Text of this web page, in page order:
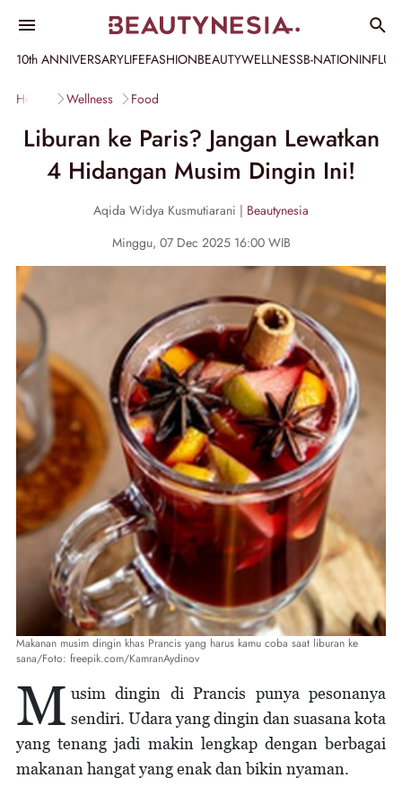
10th ANNIVERSARYLIFEFASHIONBEAUTYWELLNESSB-NATION
Home Wellness Food
Liburan ke Paris? Jangan Lewatkan
4 Hidangan Musim Dingin Ini!
Aqida Widya Kusmutiarani | Beautynesia
Minggu, 07 Dec 2025 16:00 WIB
Makanan musim dingin khas Prancis yang harus kamu coba saat liburan ke
sana/Foto: freepik.com/KamranAydinov
M usim dingin di Prancis punya pesonanya
sendiri. Udara yang dingin dan suasana kota
yang tenang jadi makin lengkap dengan berbagai
makanan hangat yang enak dan bikin nyaman.